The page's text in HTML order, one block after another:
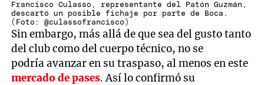
Francisco Culasso, representante del Patón Guzmán,
descartó un posible fichaje por parte de Boca.
(Foto: @culassofrancisco)
Sin embargo, más allá de que sea del gusto tanto
del club como del cuerpo técnico, no se
podría avanzar en su traspaso, al menos en este
mercado de pases. Así lo confirmó su